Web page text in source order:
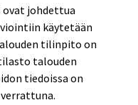
johdettua
käytetään
tilinpito on
talouden
tiedoissa on